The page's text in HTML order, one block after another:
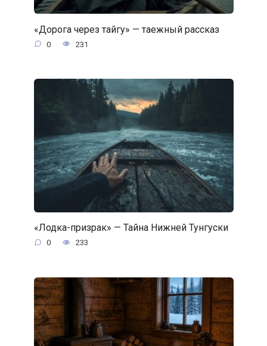
«Дорога через тайгу» — таежный рассказ
0 231
«Лодка-призрак» — Тайна Нижней Тунгуски
0 233